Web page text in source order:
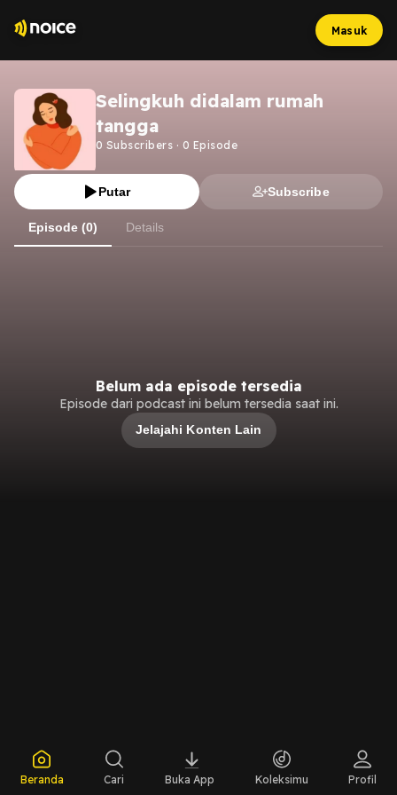
Masuk
Selingkuh didalam rumah
tangga
0 Subscribers · 0 Episode
Putar Subscribe
Episode (0) Details
Belum ada episode tersedia
Episode dari podcast ini belum tersedia saat ini.
Jelajahi Konten Lain
Beranda Cari Buka App Koleksimu Profil